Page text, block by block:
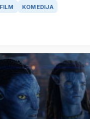
FILM KOMEDIJA